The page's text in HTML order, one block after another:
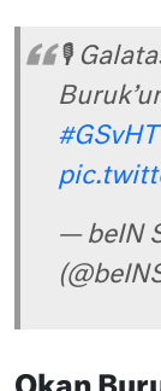
🎙️
— beIN